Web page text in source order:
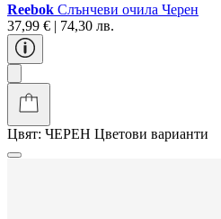
Reebok Слънчеви очила Черен
37,99 € | 74,30 лв.
Цвят: ЧЕРЕН Цветови варианти